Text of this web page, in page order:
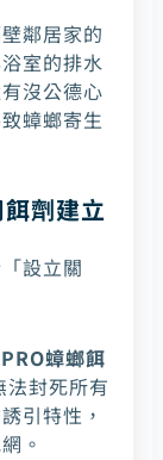
鄰居家的
室的排水
沒公德心
蟑螂寄生
劑建立
設立關
蟑螂餌
封死所有
引特性，
。